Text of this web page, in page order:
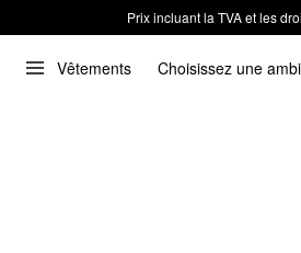
Prix incluant la TVA et les
Vêtements Choisissez une